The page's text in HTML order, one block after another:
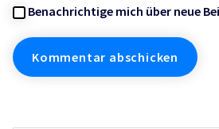
Benachrichtige mich über neue